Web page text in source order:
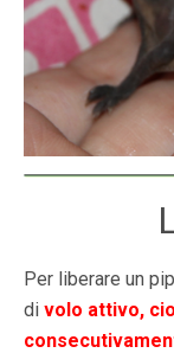
Per liberare un
di volo attivo,